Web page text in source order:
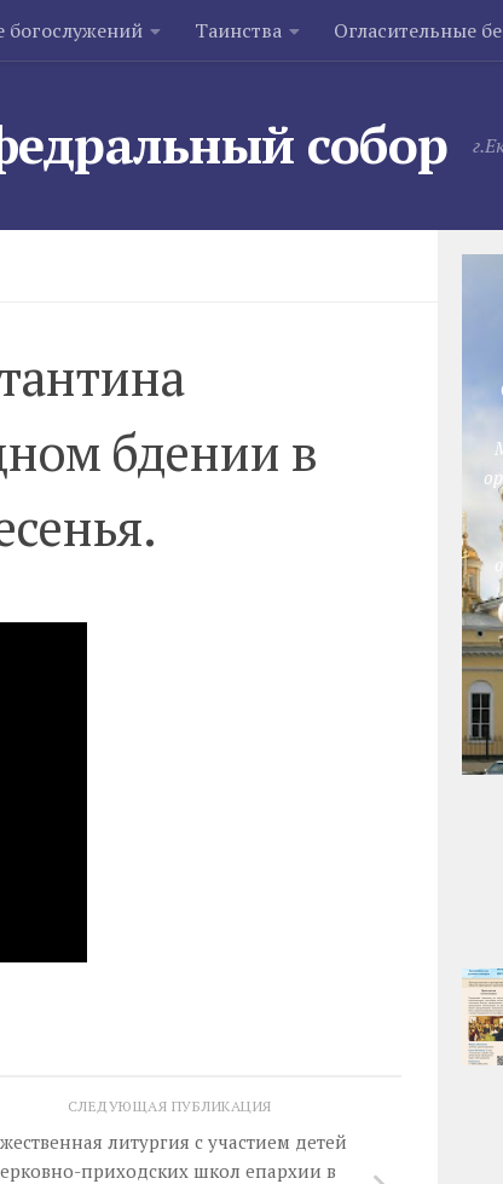
богослужений Таинства Огласительные
собор
бдении в
СЛЕДУЮЩАЯ ПУБЛИКАЦИЯ
литургия с участием детей
приходских школ епархии в